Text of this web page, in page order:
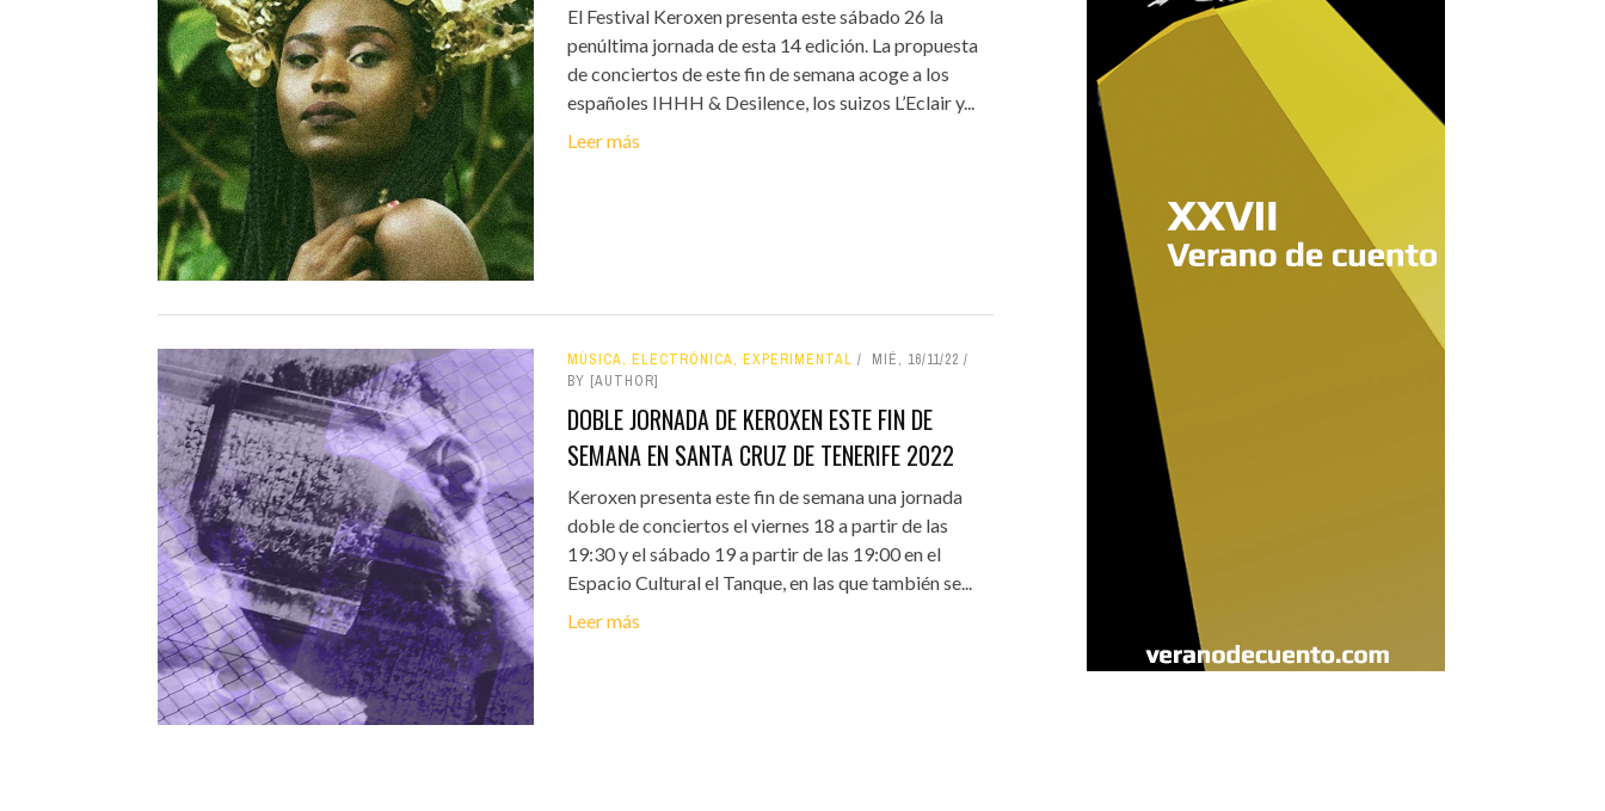
El Festival Keroxen presenta este sábado 26 la
penúltima jornada de esta 14 edición. La propuesta
de conciertos de este fin de semana acoge a los
españoles IHHH & Desilence, los suizos L’Eclair y...
Leer más
MÚSICA, ELECTRÓNICA, EXPERIMENTAL
MIÉ, 16/11/22
BY [AUTHOR]
DOBLE JORNADA DE KEROXEN ESTE FIN DE
SEMANA EN SANTA CRUZ DE TENERIFE 2022
Keroxen presenta este fin de semana una jornada
doble de conciertos el viernes 18 a partir de las
19:30 y el sábado 19 a partir de las 19:00 en el
Espacio Cultural el Tanque, en las que también se...
Leer más